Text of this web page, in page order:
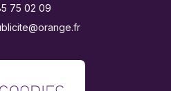
75 02 09